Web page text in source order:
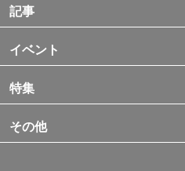
記事
イベント
特集
その他